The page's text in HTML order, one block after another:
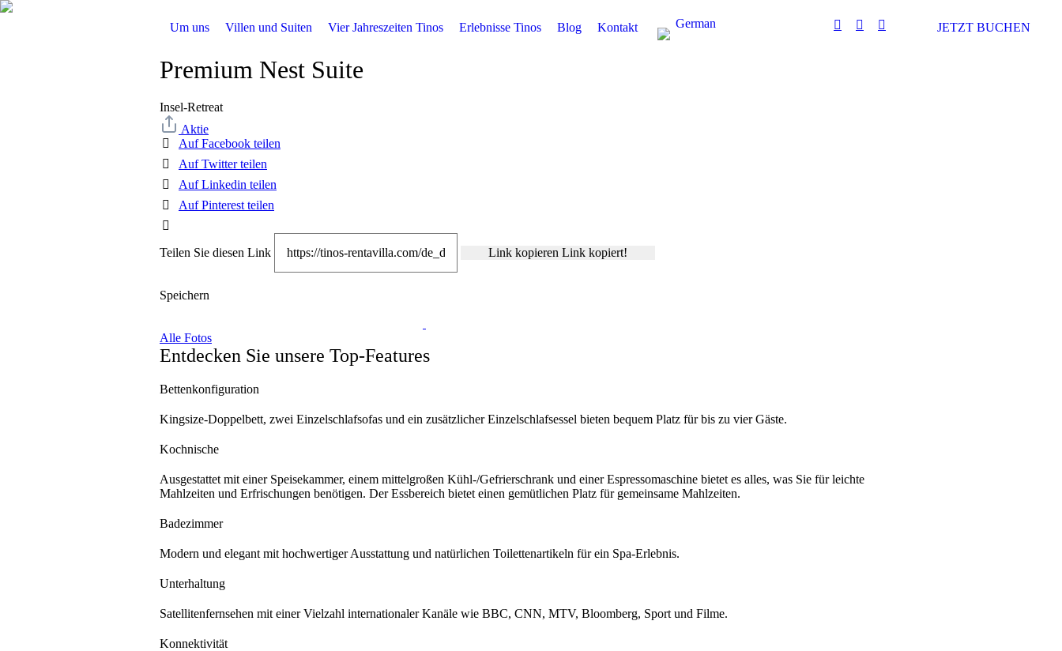
JETZT BUCHEN
Um uns Villen und Suiten Vier Jahreszeiten Tinos Erlebnisse Tinos Blog Kontakt German
Premium Nest Suite
Insel-Retreat
Aktie
Auf Facebook teilen
Auf Twitter teilen
Auf Linkedin teilen
Auf Pinterest teilen
Teilen Sie diesen Link Link kopieren Link kopiert!
Speichern
Alle Fotos
Entdecken Sie unsere Top-Features
Bettenkonfiguration
Kingsize-Doppelbett, zwei Einzelschlafsofas und ein zusätzlicher Einzelschlafsessel bieten bequem Platz für bis zu vier Gäste.
Kochnische
Ausgestattet mit einer Speisekammer, einem mittelgroßen Kühl-/Gefrierschrank und einer Espressomaschine bietet es alles, was Sie für leichte
Mahlzeiten und Erfrischungen benötigen. Der Essbereich bietet einen gemütlichen Platz für gemeinsame Mahlzeiten.
Badezimmer
Modern und elegant mit hochwertiger Ausstattung und natürlichen Toilettenartikeln für ein Spa-Erlebnis.
Unterhaltung
Satellitenfernsehen mit einer Vielzahl internationaler Kanäle wie BBC, CNN, MTV, Bloomberg, Sport und Filme.
Konnektivität